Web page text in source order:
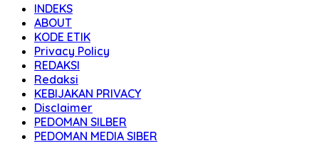
INDEKS
ABOUT
KODE ETIK
Privacy Policy
REDAKSI
Redaksi
KEBIJAKAN PRIVACY
Disclaimer
PEDOMAN SILBER
PEDOMAN MEDIA SIBER